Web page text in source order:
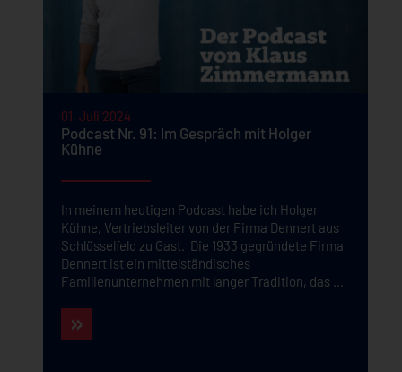
01. Juli 2024
Podcast Nr. 91: Im Gespräch mit Holger
Kühne
In meinem heutigen Podcast habe ich Holger
Kühne, Vertriebsleiter von der Firma Dennert aus
Schlüsselfeld zu Gast. Die 1933 gegründete Firma
Dennert ist ein mittelständisches
Familienunternehmen mit langer Tradition, das ...